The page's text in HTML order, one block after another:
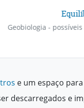
Geobiologia -
e um espaço
descarregados e